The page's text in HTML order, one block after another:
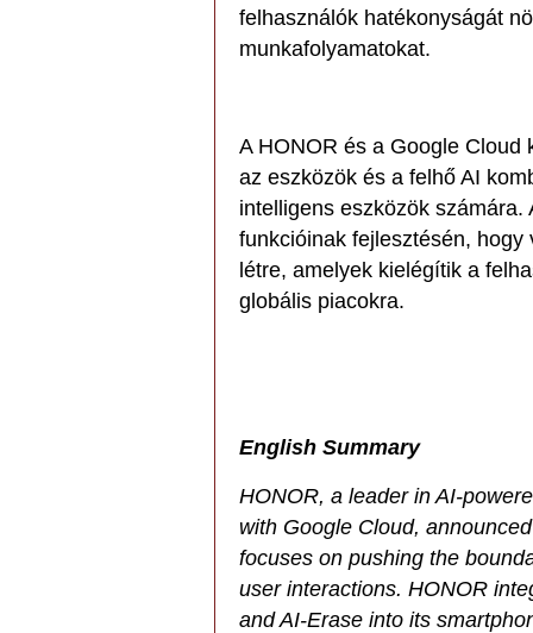
felhasználók hatékonyságát
munkafolyamatokat.
A HONOR és a Google Cloud
az eszközök és a felhő AI
intelligens eszközök
funkcióinak fejlesztésén,
létre, amelyek kielégítik a
globális piacokra.
English Summary
HONOR, a leader in AI-
with Google Cloud,
focuses on pushing the
user interactions. HONOR
and AI-Erase into its